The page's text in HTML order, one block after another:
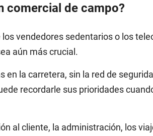
comercial de campo?
vendedores sedentarios o los
aún más crucial.
en la carretera, sin la red de
recordarle sus prioridades
al cliente, la administración, los